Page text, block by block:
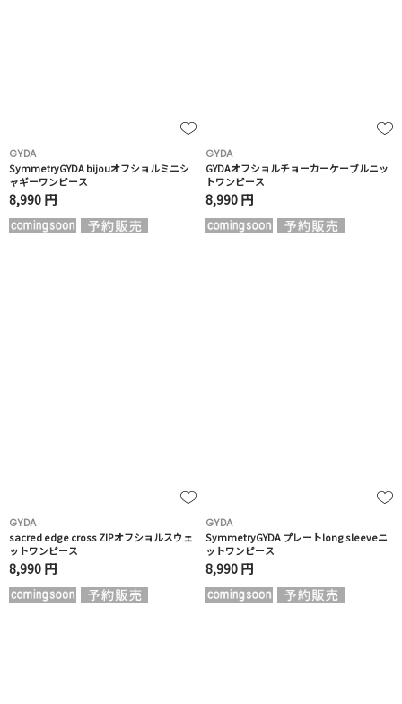
GYDA
SymmetryGYDA bijouオフショルミニシ
ャギーワンピース
8,990 円
GYDA
GYDAオフショルチョーカーケーブルニッ
トワンピース
8,990 円
GYDA
sacred edge cross ZIPオフショルスウェ
ットワンピース
8,990 円
GYDA
SymmetryGYDA プレートlong sleeveニ
ットワンピース
8,990 円